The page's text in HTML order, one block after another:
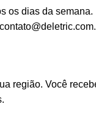
os dias da semana.
região. Você